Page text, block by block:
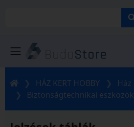
HÁZ KERT HOBBY
Ház
Biztonságtechnikai eszközök